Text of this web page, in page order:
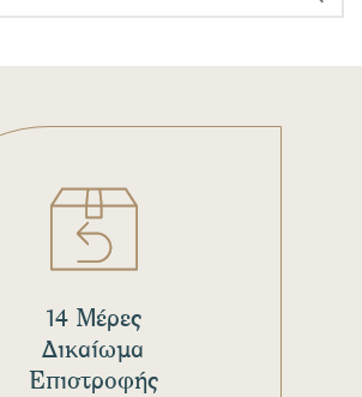
14 Μέρες
Δικαίωμα
Επιστροφής